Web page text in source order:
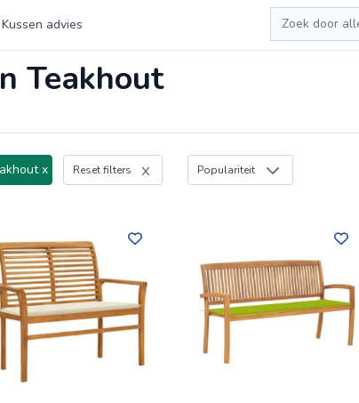
Kussen advies
Zoeken
Teakhout
x Reset filters Populariteit